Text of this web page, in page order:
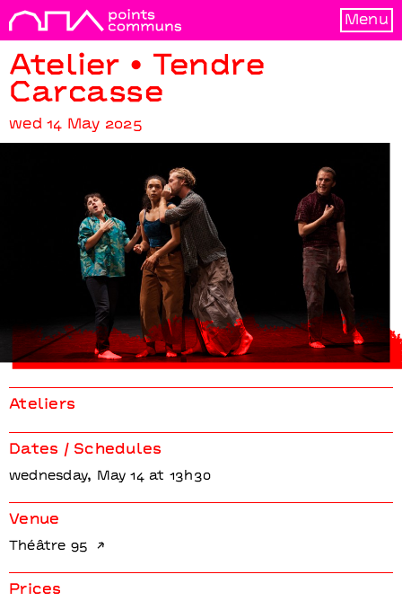
Menu
Atelier • Tendre
Carcasse
wed 14 May 2025
Atelier • Tendre Carcasse
Ateliers
Dates / Schedules
wednesday, May 14 at 13h30
Venue
Théâtre 95
Prices